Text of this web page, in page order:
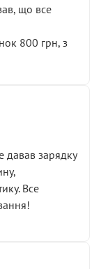
що все
800 грн, з
реальної
що
у гальмах
давав зарядку
Все